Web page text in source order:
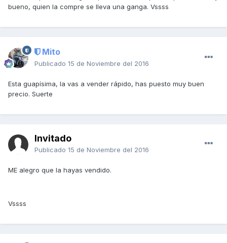
bueno, quien la compre se lleva una ganga. Vssss
Mito
Publicado 15 de Noviembre del 2016
Esta guapísima, la vas a vender rápido, has puesto muy buen
precio. Suerte
Invitado
Publicado 15 de Noviembre del 2016
ME alegro que la hayas vendido.
Vssss